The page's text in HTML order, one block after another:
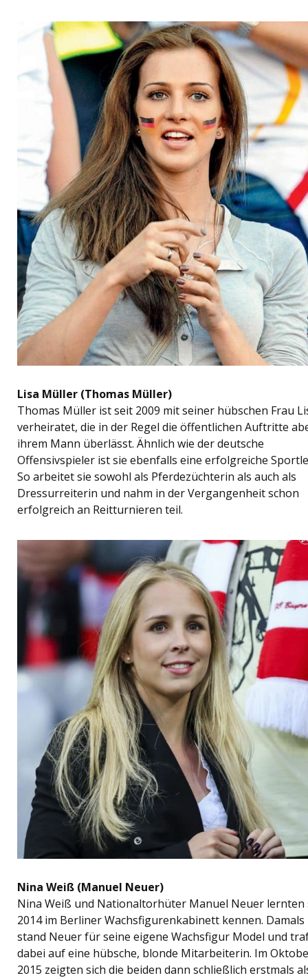
Lisa Müller (Thomas Müller)
Thomas Müller ist seit 2009 mit seiner hübschen Frau
verheiratet, die in der Regel die öffentlichen Auftritte
ihrem Mann überlässt. Ähnlich wie der deutsche
Offensivspieler ist sie ebenfalls eine erfolgreiche
So arbeitet sie sowohl als Pferdezüchterin als auch als
Dressurreiterin und nahm in der Vergangenheit schon
erfolgreich an Reitturnieren teil.
Nina Weiß (Manuel Neuer)
Nina Weiß und Nationaltorhüter Manuel Neuer lernten
2014 im Berliner Wachsfigurenkabinett kennen. Damals
stand Neuer für seine eigene Wachsfigur Model und
dabei auf eine hübsche, blonde Mitarbeiterin. Im
2015 zeigten sich die beiden dann schließlich erstmals